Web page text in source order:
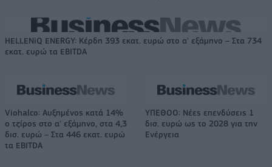
HELLENiQ ENERGY: Κέρδη 393 εκατ. ευρώ στο α' εξάμηνο – Στα 734
εκατ. ευρώ τα EBITDA
Viohalco: Αυξημένος κατά 14%
ο τζίρος στο α' εξάμηνο, στα 4,3
δισ. ευρώ – Στα 446 εκατ. ευρώ
τα EBITDA
ΥΠΕΘΟΟ: Νέες επενδύσεις 1
δισ. ευρώ ως το 2028 για την
Ενέργεια